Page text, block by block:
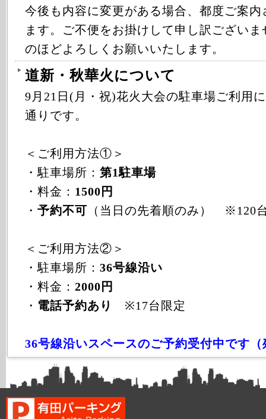
今後も内容に変更がある場合、都度ご案
ます。ご不便をお掛けして申し訳ござい
のほどよろしくお願いいたします。
道新・秋華火について
9月21日(月・祝)花火大会の駐車場ご利用
通りです。
＜ご利用方法①＞
・駐車場所： 第1駐車場
・料金： 1500円
・ 予約不可 （当日の先着順のみ） ※120
＜ご利用方法②＞
・駐車場所： 36号線沿い
・料金： 2000円
・ 電話予約あり ※17台限定
36号線沿いスペースのご予約受付中です